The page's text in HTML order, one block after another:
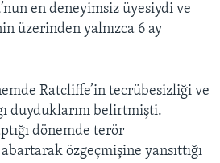
en deneyimsiz üyesiydi ve
üzerinden yalnızca 6 ay
Ratcliffe’in tecrübesizliği ve
duyduklarını belirtmişti.
dönemde terör
özgeçmişine yansıttığı